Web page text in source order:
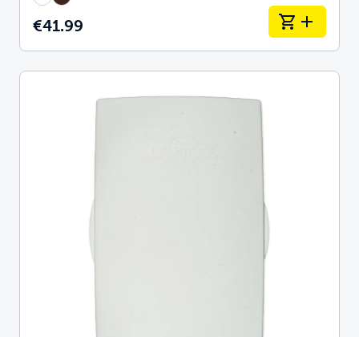
€41.99